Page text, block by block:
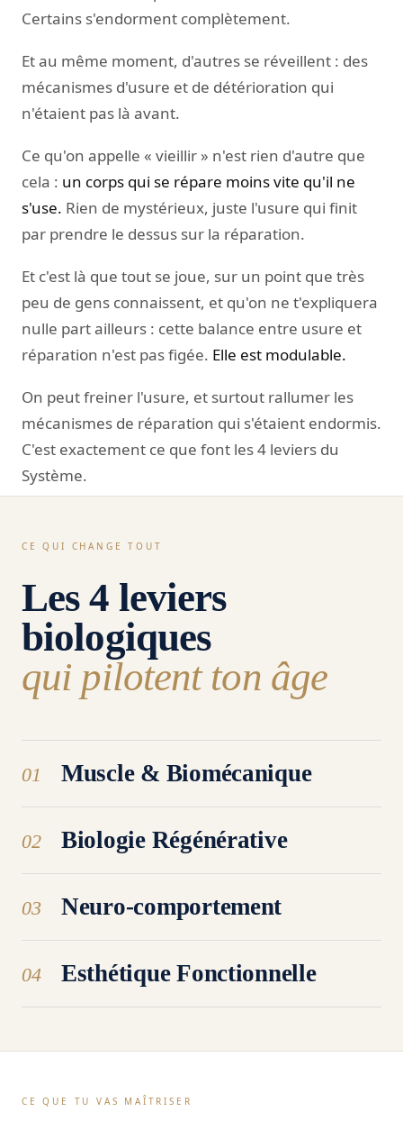
Certains s'endorment complètement.
Et au même moment, d'autres se réveillent : des
mécanismes d'usure et de détérioration qui
n'étaient pas là avant.
Ce qu'on appelle « vieillir » n'est rien d'autre que
cela : un corps qui se répare moins vite qu'il ne
s'use. Rien de mystérieux, juste l'usure qui finit
par prendre le dessus sur la réparation.
Et c'est là que tout se joue, sur un point que très
peu de gens connaissent, et qu'on ne t'expliquera
nulle part ailleurs : cette balance entre usure et
réparation n'est pas figée. Elle est modulable.
On peut freiner l'usure, et surtout rallumer les
mécanismes de réparation qui s'étaient endormis.
C'est exactement ce que font les 4 leviers du
Système.
CE QUI CHANGE TOUT
Les 4 leviers
biologiques
qui pilotent ton âge
01 Muscle & Biomécanique
02 Biologie Régénérative
03 Neuro-comportement
04 Esthétique Fonctionnelle
CE QUE TU VAS MAÎTRISER